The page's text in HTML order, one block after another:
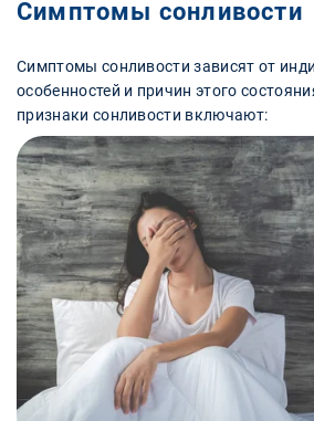
Симптомы сонливости
Симптомы сонливости зависят от
особенностей и причин этого
признаки сонливости включают: